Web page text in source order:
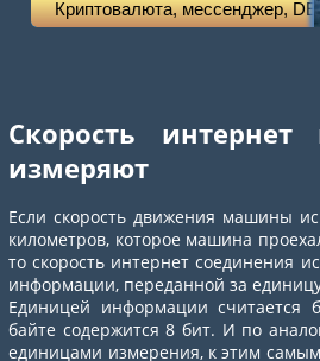
Скорость
измеряют
Если скорость движения машины
километров, которое машина
то скорость интернет соединения
информации, переданной за
Единицей информации считается
байте содержится 8 бит. И по
единицами измерения, к этим